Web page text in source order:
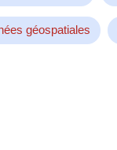
géospatiales